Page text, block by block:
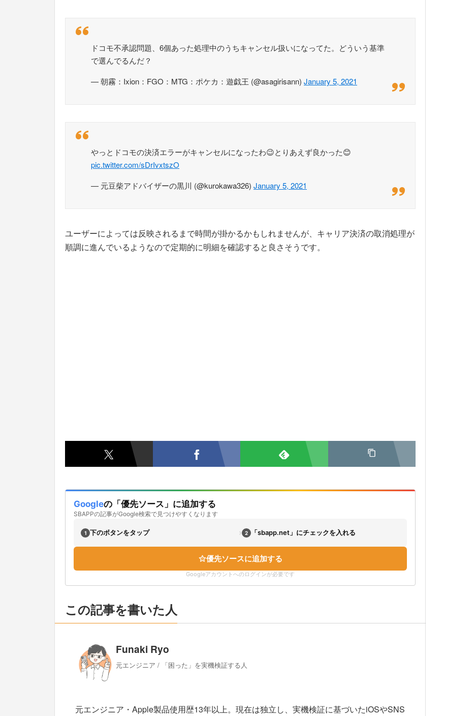
ドコモ不承認問題、6個あった処理中のうちキャンセル扱いになってた。どういう基準
で選んでるんだ？
— 朝霧：Ixion：FGO：MTG：ポケカ：遊戯王 (@asagirisann) January 5, 2021
やっとドコモの決済エラーがキャンセルになったわ😉とりあえず良かった😊
pic.twitter.com/sDrIvxtszO
— 元豆柴アドバイザーの黒川 (@kurokawa326) January 5, 2021
ユーザーによっては反映されるまで時間が掛かるかもしれませんが、キャリア決済の取消処理が
順調に進んでいるようなので定期的に明細を確認すると良さそうです。
Googleの「優先ソース」に追加する
SBAPPの記事がGoogle検索で見つけやすくなります
1 下のボタンをタップ › 2 「sbapp.net」にチェックを入れる
優先ソースに追加する
Googleアカウントへのログインが必要です
この記事を書いた人
Funaki Ryo
元エンジニア / 「困った」を実機検証する人
元エンジニア・Apple製品使用歴13年以上。現在は独立し、実機検証に基づいたiOSやSNS